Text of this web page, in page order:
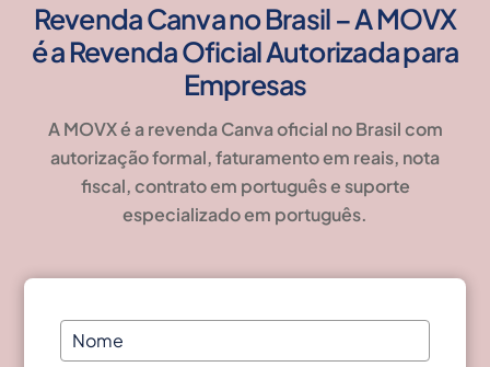
Revenda Canva no Brasil – A MOVX
é a Revenda Oficial Autorizada para
Empresas
A MOVX é a revenda Canva oficial no Brasil com
autorização formal, faturamento em reais, nota
fiscal, contrato em português e suporte
especializado em português.